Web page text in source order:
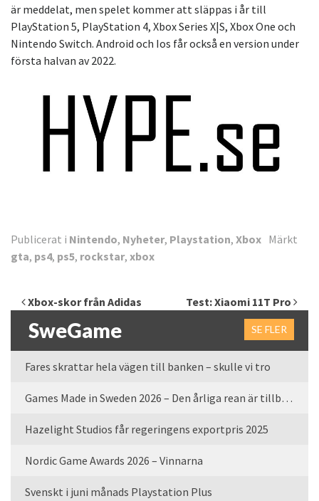
är meddelat, men spelet kommer att släppas i år till
PlayStation 5, PlayStation 4, Xbox Series X|S, Xbox One och
Nintendo Switch. Android och Ios får också en version under
första halvan av 2022.
Publicerat i Nintendo, Nyheter, Playstation, Xbox Märkt
gta, ps4, ps5, rockstar, xbox
Inläggsnavigering
Xbox-skor från Adidas Test: Xiaomi 11T Pro
SweGame SE FLER
Fares skrattar hela vägen till banken – skulle vi tro
Games Made in Sweden 2026 – Den årliga rean är tillbaka
Hazelight Studios får regeringens exportpris 2025
Nordic Game Awards 2026 – Vinnarna
Svenskt i juni månads Playstation Plus